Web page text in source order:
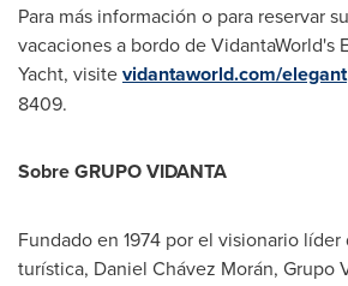
Para más información o para reservar
vacaciones a bordo de VidantaWorld's
Yacht, visitevidantaworld.com/elegant
8409.
Sobre GRUPO VIDANTA
Fundado en 1974 por el visionario
turística, Daniel Chávez Morán, Grupo